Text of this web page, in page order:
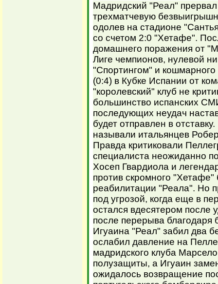
Мадридский "Реал" прервал
трехматчевую
одолев на стадионе
со счетом 2:0 "Хетафе".
домашнего поражения от
Лиге чемпионов, нулевой
"Спортингом" и
(0:4) в Кубке Испании от
"королевский" клуб не
большинство испанских
последующих неудач
будет отправлен в
называли итальянцев
Правда критиковали
специалиста неожиданно
Хосеп Гвардиола и
против скромного
реабилитации "Реала". Но
под угрозой, когда еще в
остался вдесятером после
после перерыва благодаря
Игуаина "Реал" забил два
ослабил давление на
мадридского клуба
полузащиты, а Игуаин
ожидалось возвращение